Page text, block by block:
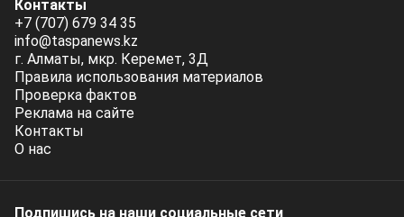
Контакты
+7 (707) 679 34 35
info@taspanews.kz
г. Алматы, мкр. Керемет, 3Д
Правила использования материалов
Проверка фактов
Реклама на сайте
Контакты
О нас
Подпишись на наши социальные cети